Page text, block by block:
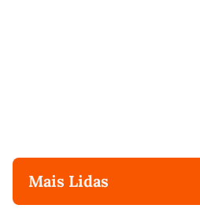
Mais Lidas